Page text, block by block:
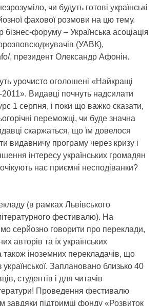
чи будуть готові українські
фахової розмови на цю тему.
бізнес-форуму – Українська асоціація
(УАВК),
, президент Олександр Афонін.
урочисто оголошені «Найкращі
Видавці почнуть надсилати
1 серпня, і поки що важко сказати,
переможці, чи буде значна
скаржаться, що їм довелося
видавничу програму через кризу і
інтересу українських громадян
нас приємні несподіванки?
(в рамках Львівського
фестивалю). На
серйозно говорити про переклади,
авторів та їх українських
також іноземних перекладачів, що
Заплановано близько 40
студентів і для читачів
Проведення фестивалю
завдяки підтримці фонду «Розвиток